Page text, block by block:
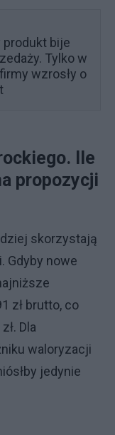
bije
Tylko w
wzrosły o
Ile
propozycji
skorzystają
Gdyby nowe
zł brutto, co
Dla
waloryzacji
jedynie